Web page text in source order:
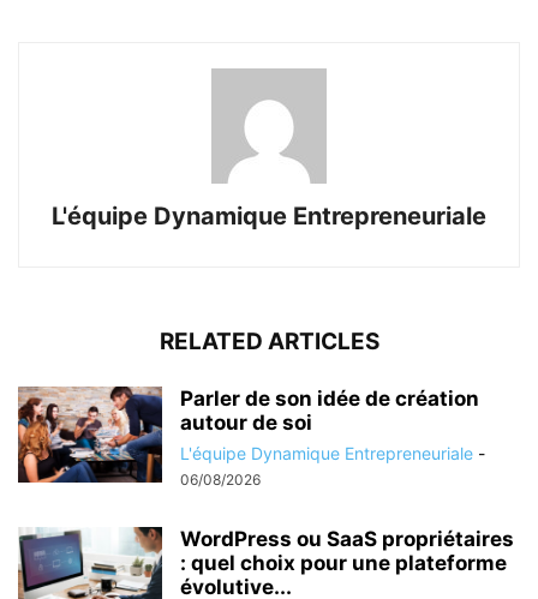
L'équipe Dynamique Entrepreneuriale
RELATED ARTICLES
Parler de son idée de création
autour de soi
L'équipe Dynamique Entrepreneuriale -
06/08/2026
WordPress ou SaaS propriétaires
: quel choix pour une plateforme
évolutive...